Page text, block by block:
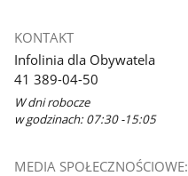
KONTAKT
Infolinia dla Obywatela
41 389-04-50
W dni robocze
w godzinach: 07:30 -15:05
MEDIA SPOŁECZNOŚCIOWE: